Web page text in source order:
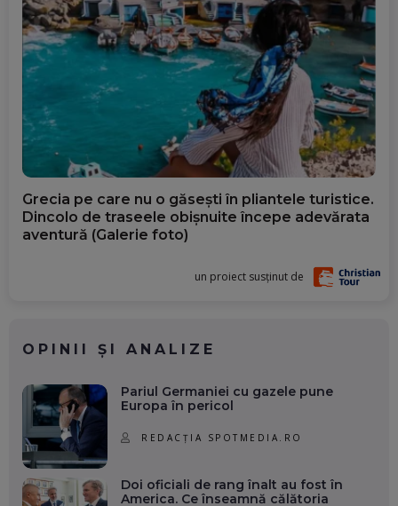
Grecia pe care nu o găsești în pliantele turistice.
Dincolo de traseele obișnuite începe adevărata
aventură (Galerie foto)
un proiect susținut de
OPINII ȘI ANALIZE
Pariul Germaniei cu gazele pune
Europa în pericol
REDACȚIA SPOTMEDIA.RO
Doi oficiali de rang înalt au fost în
America. Ce înseamnă călătoria